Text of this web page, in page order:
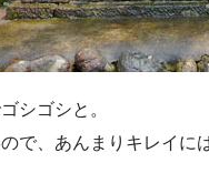
シゴシと。
で、あんまりキレイに